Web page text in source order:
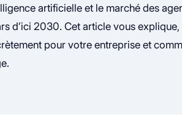
artificielle et le marché des
d’ici 2030. Cet article vous
pour votre entreprise et